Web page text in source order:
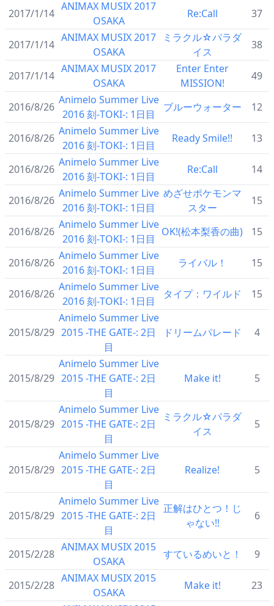
2017/1/14
ANIMAX MUSIX 2017
OSAKA
Re:Call 37
2017/1/14
ANIMAX MUSIX 2017
OSAKA
ミラクル☆パラダ
イス
38
2017/1/14
ANIMAX MUSIX 2017
OSAKA
Enter Enter
MISSION!
49
2016/8/26
Animelo Summer Live
2016 刻-TOKI-: 1日目
ブルーウォーター 12
2016/8/26
Animelo Summer Live
2016 刻-TOKI-: 1日目
Ready Smile!! 13
2016/8/26
Animelo Summer Live
2016 刻-TOKI-: 1日目
Re:Call 14
2016/8/26
Animelo Summer Live
2016 刻-TOKI-: 1日目
めざせポケモンマ
スター
15
2016/8/26
Animelo Summer Live
2016 刻-TOKI-: 1日目
OK!(松本梨香の曲) 15
2016/8/26
Animelo Summer Live
2016 刻-TOKI-: 1日目
ライバル！ 15
2016/8/26
Animelo Summer Live
2016 刻-TOKI-: 1日目
タイプ：ワイルド 15
2015/8/29
Animelo Summer Live
2015 -THE GATE-: 2日
目
ドリームパレード 4
2015/8/29
Animelo Summer Live
2015 -THE GATE-: 2日
目
Make it! 5
2015/8/29
Animelo Summer Live
2015 -THE GATE-: 2日
目
ミラクル☆パラダ
イス
5
2015/8/29
Animelo Summer Live
2015 -THE GATE-: 2日
目
Realize! 5
2015/8/29
Animelo Summer Live
2015 -THE GATE-: 2日
目
正解はひとつ！じ
ゃない!!
6
2015/2/28
ANIMAX MUSIX 2015
OSAKA
すているめいと！ 9
2015/2/28
ANIMAX MUSIX 2015
OSAKA
Make it! 23